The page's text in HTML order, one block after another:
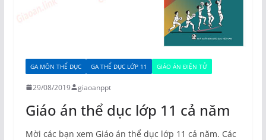
GA MÔN THỂ DỤC GA THỂ DỤC LỚP 11 GIÁO ÁN ĐIỆN TỬ
29/08/2019 giaoanppt
Giáo án thể dục lớp 11 cả năm
Mời các bạn xem Giáo án thể dục lớp 11 cả năm. Các